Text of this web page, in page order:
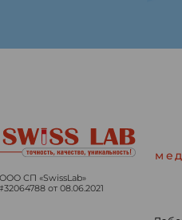
СП «SwissLab»
от 08.06.2021